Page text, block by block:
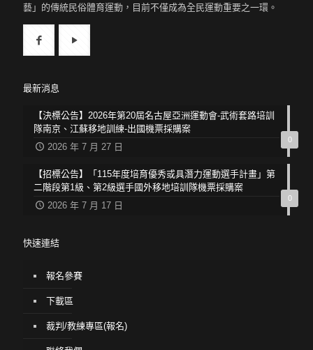
藝」的傳統民俗體育運動，目前不僅成為全民運動重要之一環。
最新消息
0
【決標公告】2026年第20屆名古屋亞洲運動會-武術套路培訓
隊南京、江蘇移地訓練-出國機票採購案
2026 年 7 月 27 日
0
【招標公告】「115年度培育優秀或具潛力運動選手計畫」第
二階段第1級、第2級選手國外移地培訓隊機票採購案
2026 年 7 月 17 日
快速連結
報名參賽
下載區
裁判/教練專區(報名)